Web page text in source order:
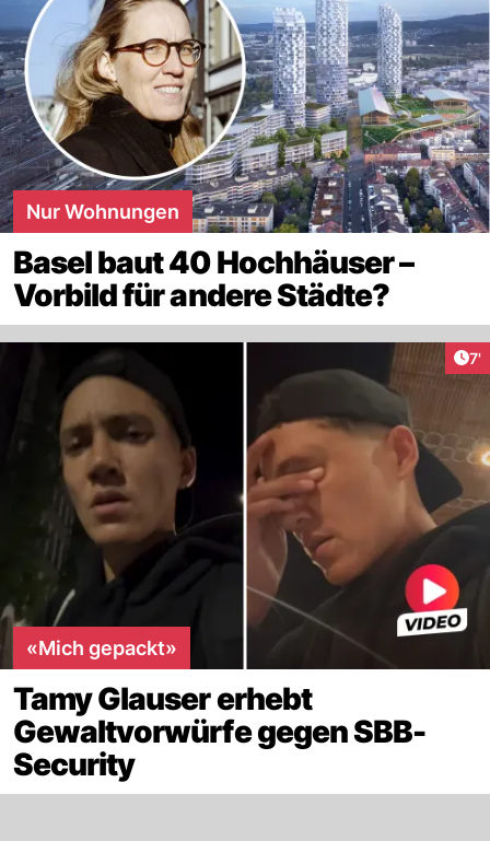
Nur Wohnungen
Basel baut 40 Hochhäuser –
Vorbild für andere Städte?
7'
«Mich gepackt»
Tamy Glauser erhebt
Gewaltvorwürfe gegen SBB-
Security